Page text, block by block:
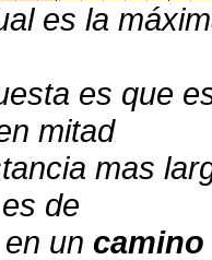
es la
es que
mitad
mas
de
un camino